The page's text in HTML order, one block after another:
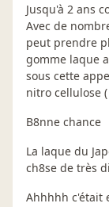
Jusqu'à 2 ans
Avec de
peut prendre
gomme laque
sous cette
nitro cellulose
B8nne chance
La laque du
ch8se de très
Ahhhhh c'était